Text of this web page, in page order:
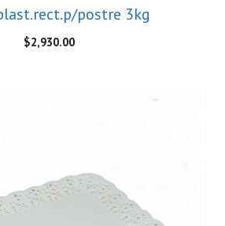
postre 3kg
$2,930.00